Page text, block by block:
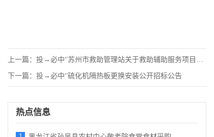
上一篇： 投→必中‘’苏州市救助管理站关于救助辅助服务项目的竞争性磋商
下一篇： 投→必中‘’硫化机隔热板更换安装公开招标公告
热点信息